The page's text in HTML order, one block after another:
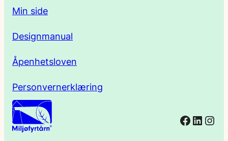
Min side
Designmanual
Åpenhetsloven
Personvernerklæring